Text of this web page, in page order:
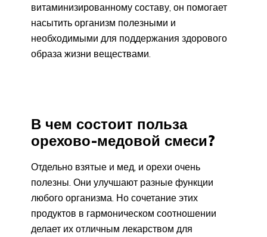
витаминизированному составу, он помогает
насытить организм полезными и
необходимыми для поддержания здорового
образа жизни веществами.
В чем состоит польза
орехово-медовой смеси?
Отдельно взятые и мед, и орехи очень
полезны. Они улучшают разные функции
любого организма. Но сочетание этих
продуктов в гармоническом соотношении
делает их отличным лекарством для